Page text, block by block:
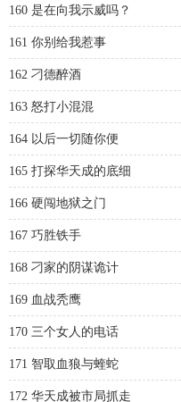
160 是在向我示威吗？
161 你别给我惹事
162 刁德醉酒
163 怒打小混混
164 以后一切随你便
165 打探华天成的底细
166 硬闯地狱之门
167 巧胜铁手
168 刁家的阴谋诡计
169 血战秃鹰
170 三个女人的电话
171 智取血狼与蝰蛇
172 华天成被市局抓走